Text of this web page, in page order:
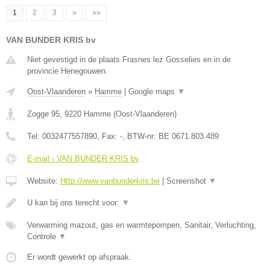
1 2 3 » »»
VAN BUNDER KRIS bv
Niet gevestigd in de plaats Frasnes lez Gosselies en in de
provincie Henegouwen.
Oost-Vlaanderen » Hamme Google maps ▼
Zogge 95, 9220 Hamme (Oost-Vlaanderen)
Tel: 0032477557890, Fax: -, BTW-nr: BE 0671.803.489
E-mail › VAN BUNDER KRIS bv
Website: Http://www.vanbunderkris.be Screenshot ▼
U kan bij ons terecht voor: ▼
Verwarming mazout, gas en warmtepompen, Sanitair, Verluchting,
Controle ▼
Er wordt gewerkt op afspraak.